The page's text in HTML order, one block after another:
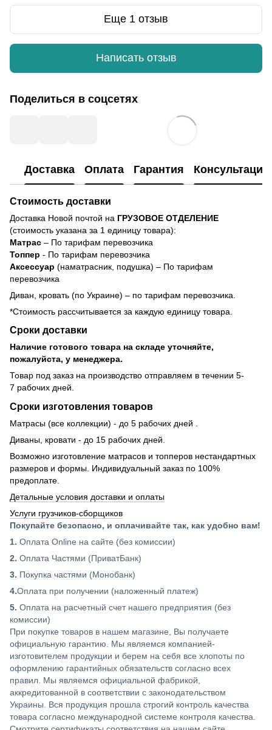
Еще 1 отзыв
Написать отзыв
Поделиться в соцсетях
Доставка Оплата Гарантия Консультация
Стоимость доставки
Доставка Новой почтой на ГРУЗОВОЕ ОТДЕЛЕНИЕ
(стоимость указана за 1 единицу товара):
Матрас – По тарифам перевозчика
Топпер - По тарифам перевозчика
Аксессуар (наматрасник, подушка) – По тарифам
перевозчика
Диван, кровать (по Украине) – по тарифам перевозчика.
*Стоимость рассчитывается за каждую единицу товара.
Сроки доставки
Наличие готового товара на складе уточняйте,
пожалуйста, у менеджера.
Товар под заказ на производство отправляем в течении 5-
7 рабочих дней.
Сроки изготовления товаров
Матрасы (все коллекции) - до 5 рабочих дней .
Диваны, кровати - до 15 рабочих дней.
Возможно изготовление матрасов и топперов нестандартных
размеров и формы. Индивидуальный заказ по 100%
предоплате.
Детальные условия доставки и оплаты
Услуги грузчиков-сборщиков
Покупайте безопасно, и оплачивайте так, как удобно вам!
1. Оплата Online на сайте (без комиссии)
2. Оплата Частями (ПриватБанк)
3. Покупка частями (Монобанк)
4.Оплата при получении (наложенный платеж)
5. Оплата на расчетный счет нашего предприятия (без
комиссии)
При покупке товаров в нашем магазине, Вы получаете
официальную гарантию. Мы являемся компанией-
изготовителем продукции и берем на себя все хлопоты по
оформлению гарантийных обязательств согласно всех
правил. Мы являемся официальной фабрикой,
аккредитованной в соответствии с законодательством
Украины. Вся продукция прошла строгий контроль качества
товара согласно международной системе контроля качества.